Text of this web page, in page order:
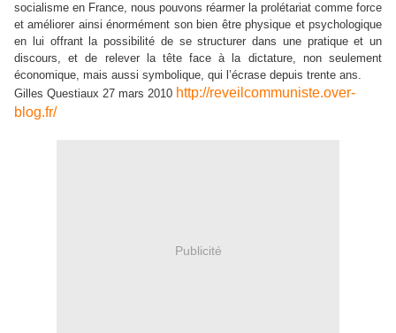
socialisme en France, nous pouvons réarmer la prolétariat comme force
et améliorer ainsi énormément son bien être physique et psychologique
en lui offrant la possibilité de se structurer dans une pratique et un
discours, et de relever la tête face à la dictature, non seulement
économique, mais aussi symbolique, qui l’écrase depuis trente ans.
Gilles Questiaux 27 mars 2010 http://reveilcommuniste.over-
blog.fr/
Publicité